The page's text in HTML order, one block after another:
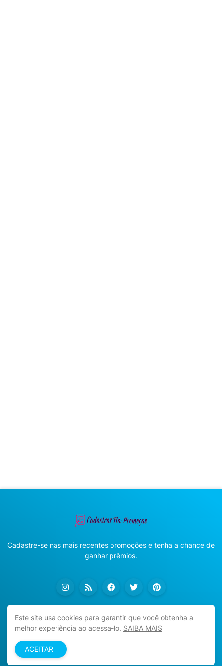
Cadastre-se nas mais recentes promoções e tenha a chance de
ganhar prêmios.
Início
Este site usa cookies para garantir que você obtenha a
melhor experiência ao acessa-lo. SAIBA MAIS
ACEITAR !